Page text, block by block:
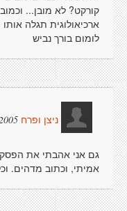
קורקט? לא מובן...
ארכיאולוגית תגלה
לומום בורך נביש
ניצן ופרח
גם אני אהבתי את
אמיתי, וכתוב מדהים.